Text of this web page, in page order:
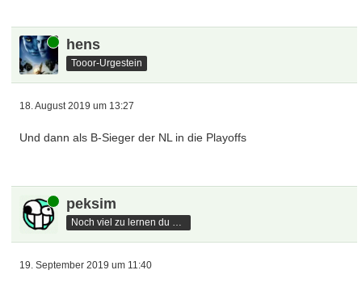
Online hens
Tooor-Urgestein
18. August 2019 um 13:27
Und dann als B-Sieger der NL in die Playoffs
Online peksim
19. September 2019 um 11:40